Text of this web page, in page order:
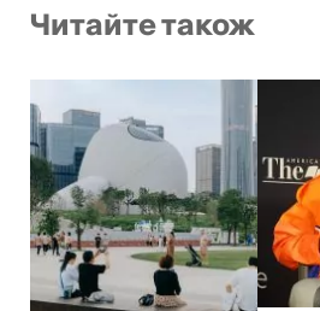
Читайте також